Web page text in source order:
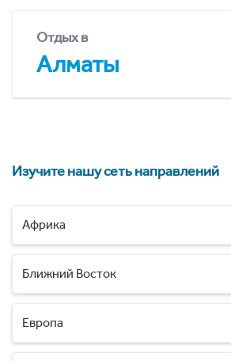
Отдых в
Алматы
Изучите нашу сеть направлений
Африка
Ближний Восток
Европа